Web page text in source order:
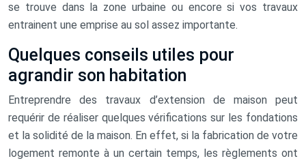
se trouve dans la zone urbaine ou encore si vos travaux
entrainent une emprise au sol assez importante.
Quelques conseils utiles pour
agrandir son habitation
Entreprendre des travaux d’extension de maison peut
requérir de réaliser quelques vérifications sur les fondations
et la solidité de la maison. En effet, si la fabrication de votre
logement remonte à un certain temps, les règlements ont